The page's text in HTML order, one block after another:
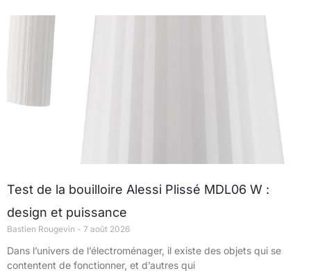
Test de la bouilloire Alessi Plissé MDL06 W :
design et puissance
Bastien Rougevin 7 août 2026
Dans l’univers de l’électroménager, il existe des objets qui se
contentent de fonctionner, et d’autres qui